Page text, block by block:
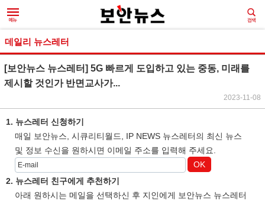
데일리 뉴스레터
[보안뉴스 뉴스레터] 5G 빠르게 도입하고 있는 중동, 미래를
제시할 것인가 반면교사가...
2023-11-08
1. 뉴스레터 신청하기
매일 보안뉴스, 시큐리티월드, IP NEWS 뉴스레터의 최신 뉴스
및 정보 수신을 원하시면 이메일 주소를 입력해 주세요.
OK
2. 뉴스레터 친구에게 추천하기
아래 원하시는 메일을 선택하신 후 지인에게 보안뉴스 뉴스레터